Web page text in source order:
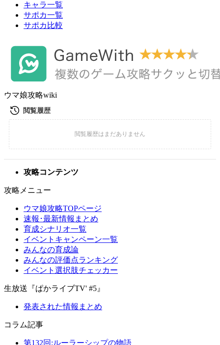
キャラ一覧
サポカ一覧
サポカ比較
ウマ娘攻略wiki
攻略コンテンツ
攻略メニュー
ウマ娘攻略TOPページ
速報･最新情報まとめ
育成シナリオ一覧
イベントキャンペーン一覧
みんなの育成論
みんなの評価点ランキング
イベント選択肢チェッカー
生放送『ぱかライブTV' #5』
発表された情報まとめ
コラム記事
第132回:ルーラーシップの物語